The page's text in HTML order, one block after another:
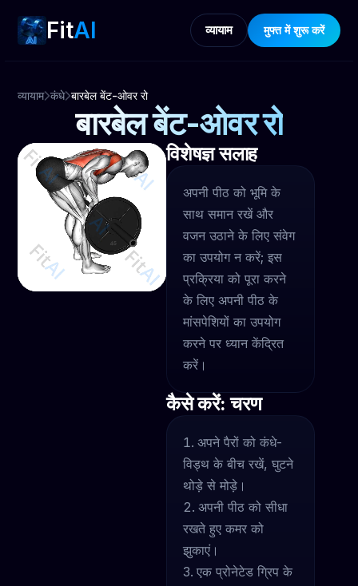
FitAI व्यायाम मुफ्त में शुरू करें
व्यायाम कंधे बारबेल बेंट-ओवर रो
बारबेल बेंट-ओवर रो
विशेषज्ञ सलाह
अपनी पीठ को भूमि के
साथ समान रखें और
वजन उठाने के लिए संवेग
का उपयोग न करें; इस
प्रक्रिया को पूरा करने
के लिए अपनी पीठ के
मांसपेशियों का उपयोग
करने पर ध्यान केंद्रित
करें।
कैसे करें: चरण
अपने पैरों को कंधे-
विड्थ के बीच रखें, घुटने
थोड़े से मोड़े।
अपनी पीठ को सीधा
रखते हुए कमर को
झुकाएं।
एक प्रोनेटेड ग्रिप के